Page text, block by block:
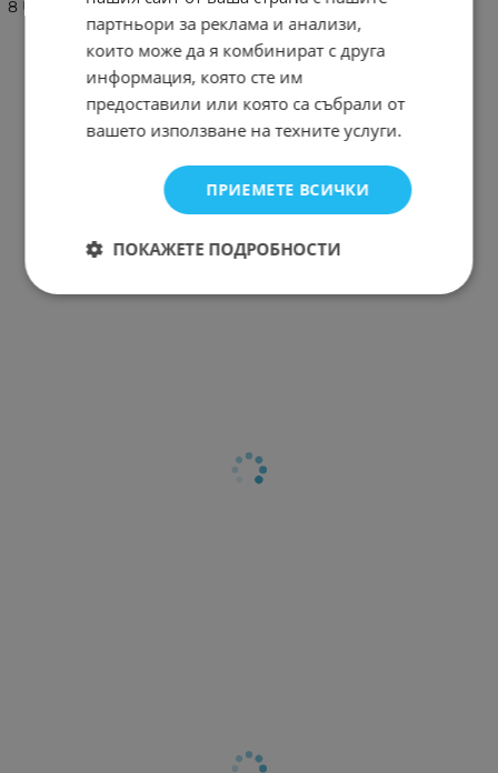
8 Ultra 49mm
партньори за реклама и анализи,
които може да я комбинират с друга
информация, която сте им
предоставили или която са събрали от
вашето използване на техните услуги.
ПРИЕМЕТЕ ВСИЧКИ
ПОКАЖЕТЕ ПОДРОБНОСТИ